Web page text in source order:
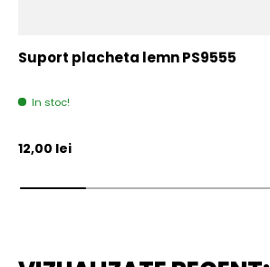
Suport placheta lemn PS9555
In stoc!
Pret initial
12,00 lei